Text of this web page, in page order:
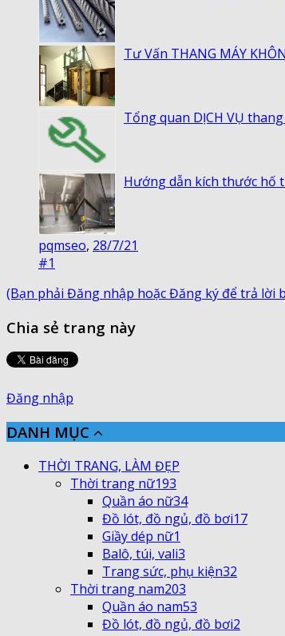
Tư Vấn THANG MÁY
Tổng quan DỊCH VỤ
Hướng dẫn kích thước hố
pqmseo, 28/7/21
#1
(Bạn phải Đăng nhập hoặc Đăng ký để trả lời
Chia sẻ trang này
Đăng nhập
DANH MỤC
THỜI TRANG, LÀM ĐẸP
Thời trang nữ193
Quần áo nữ34
Đồ lót, đồ ngủ, đồ bơi17
Giầy dép nữ1
Balô, túi, vali3
Trang sức, phụ kiện32
Thời trang nam203
Quần áo nam53
Đồ lót, đồ ngủ, đồ bơi2